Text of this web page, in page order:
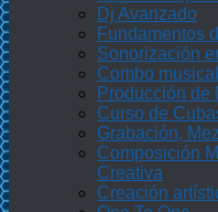
Dj Avanzado
Fundamentos
Sonorización
Combo
Producción de
Curso de
Grabación,
Composición
Creativa
Creación